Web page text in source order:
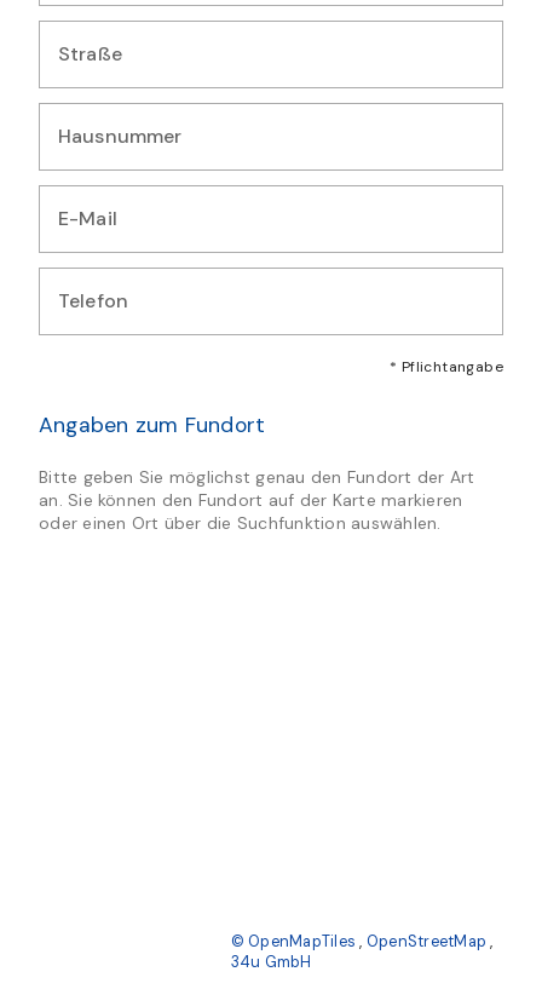
Geben Sie Ihren Wohnort ein
Straße
Geben Sie Ihre Straße ein
Hausnummer
Geben Sie Ihre Hausnummer ein
E-Mail
Geben Sie Ihre E-Mail-Adresse ein
Telefon
* Pflichtangabe
Angaben zum Fundort
Bitte geben Sie möglichst genau den Fundort der Art
an. Sie können den Fundort auf der Karte markieren
oder einen Ort über die Suchfunktion auswählen.
© OpenMapTiles , OpenStreetMap ,
34u GmbH